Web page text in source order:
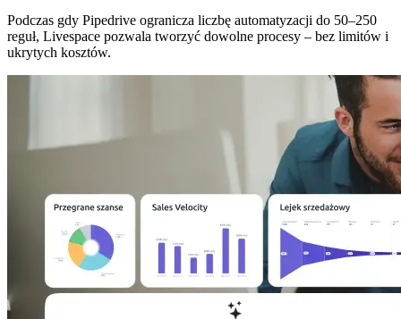
Podczas gdy Pipedrive ogranicza liczbę automatyzacji do 50–250
reguł, Livespace pozwala tworzyć dowolne procesy – bez limitów i
ukrytych kosztów.